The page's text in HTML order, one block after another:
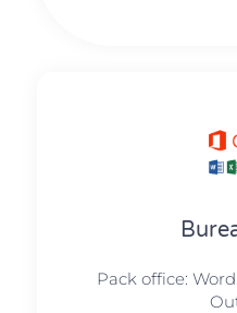
Pack office: